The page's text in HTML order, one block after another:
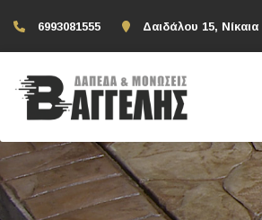
6993081555 Δαιδάλου 15, Νίκαια